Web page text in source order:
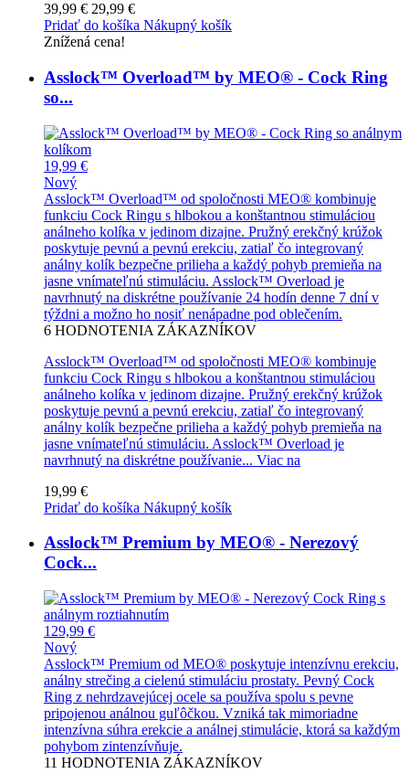
39,99 € 29,99 €
Pridať do košíka Nákupný košík
Znížená cena!
Asslock™ Overload™ by MEO® - Cock Ring
so...
19,99 €
Nový
Asslock™ Overload™ od spoločnosti MEO® kombinuje
funkciu Cock Ringu s hlbokou a konštantnou stimuláciou
análneho kolíka v jedinom dizajne. Pružný erekčný krúžok
poskytuje pevnú a pevnú erekciu, zatiaľ čo integrovaný
análny kolík bezpečne prilieha a každý pohyb premieňa na
jasne vnímateľnú stimuláciu. Asslock™ Overload je
navrhnutý na diskrétne používanie 24 hodín denne 7 dní v
týždni a možno ho nosiť nenápadne pod oblečením.
6 HODNOTENIA ZÁKAZNÍKOV
Asslock™ Overload™ od spoločnosti MEO® kombinuje
funkciu Cock Ringu s hlbokou a konštantnou stimuláciou
análneho kolíka v jedinom dizajne. Pružný erekčný krúžok
poskytuje pevnú a pevnú erekciu, zatiaľ čo integrovaný
análny kolík bezpečne prilieha a každý pohyb premieňa na
jasne vnímateľnú stimuláciu. Asslock™ Overload je
navrhnutý na diskrétne používanie... Viac na
19,99 €
Pridať do košíka Nákupný košík
Asslock™ Premium by MEO® - Nerezový
Cock...
129,99 €
Nový
Asslock™ Premium od MEO® poskytuje intenzívnu erekciu,
análny strečing a cielenú stimuláciu prostaty. Pevný Cock
Ring z nehrdzavejúcej ocele sa používa spolu s pevne
pripojenou análnou guľôčkou. Vzniká tak mimoriadne
intenzívna súhra erekcie a análnej stimulácie, ktorá sa každým
pohybom zintenzívňuje.
11 HODNOTENIA ZÁKAZNÍKOV